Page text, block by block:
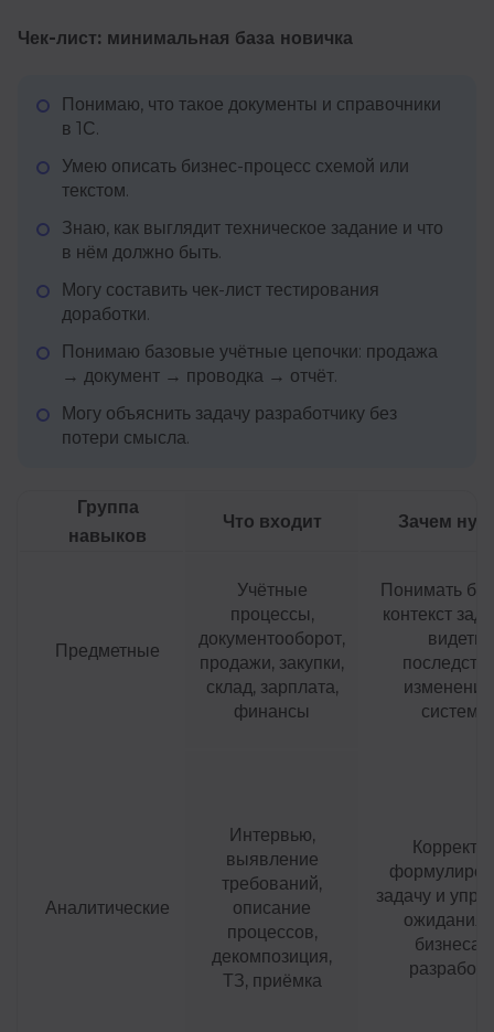
Чек-лист: минимальная база новичка
Понимаю, что такое документы и справочники
в 1С.
Умею описать бизнес-процесс схемой или
текстом.
Знаю, как выглядит техническое задание и что
в нём должно быть.
Могу составить чек-лист тестирования
доработки.
Понимаю базовые учётные цепочки: продажа
→ документ → проводка → отчёт.
Могу объяснить задачу разработчику без
потери смысла.
Группа
навыков
Что входит Зачем
Предметные
Учётные
процессы,
документооборот,
продажи, закупки,
склад, зарплата,
финансы
Понимать
контекст
видеть
системе
Аналитические
Интервью,
выявление
требований,
описание
процессов,
декомпозиция,
ТЗ, приёмка
задачу и
бизнеса и